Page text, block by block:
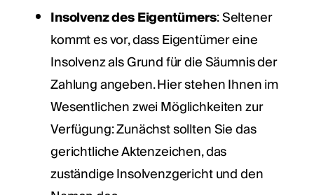
Insolvenz des Eigentümers: Seltener
kommt es vor, dass Eigentümer eine
Insolvenz als Grund für die Säumnis der
Zahlung angeben. Hier stehen Ihnen im
Wesentlichen zwei Möglichkeiten zur
Verfügung: Zunächst sollten Sie das
gerichtliche Aktenzeichen, das
zuständige Insolvenzgericht und den